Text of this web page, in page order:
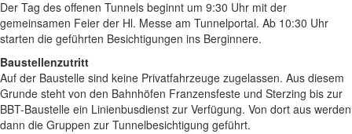
Der Tag des offenen Tunnels beginnt um 9:30 Uhr mit der
gemeinsamen Feier der Hl. Messe am Tunnelportal. Ab 10:30 Uhr
starten die geführten Besichtigungen ins Berginnere.
Baustellenzutritt
Auf der Baustelle sind keine Privatfahrzeuge zugelassen. Aus diesem
Grunde steht von den Bahnhöfen Franzensfeste und Sterzing bis zur
BBT-Baustelle ein Linienbusdienst zur Verfügung. Von dort aus werden
dann die Gruppen zur Tunnelbesichtigung geführt.